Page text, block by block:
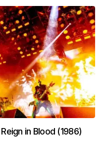
in Blood (1986)